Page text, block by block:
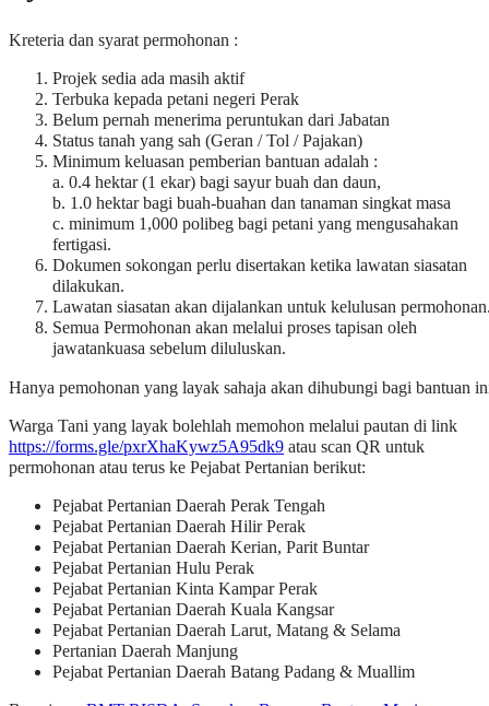
Kreteria dan syarat permohonan :
Projek sedia ada masih aktif
Terbuka kepada petani negeri Perak
Belum pernah menerima peruntukan dari Jabatan
Status tanah yang sah (Geran / Tol / Pajakan)
Minimum keluasan pemberian bantuan adalah :
a. 0.4 hektar (1 ekar) bagi sayur buah dan daun,
b. 1.0 hektar bagi buah-buahan dan tanaman singkat masa
c. minimum 1,000 polibeg bagi petani yang mengusahakan
fertigasi.
Dokumen sokongan perlu disertakan ketika lawatan siasatan
dilakukan.
Lawatan siasatan akan dijalankan untuk kelulusan
Semua Permohonan akan melalui proses tapisan oleh
jawatankuasa sebelum diluluskan.
Hanya pemohonan yang layak sahaja akan dihubungi bagi bantuan
Warga Tani yang layak bolehlah memohon melalui pautan di link
https://forms.gle/pxrXhaKywz5A95dk9 atau scan QR untuk
permohonan atau terus ke Pejabat Pertanian berikut:
Pejabat Pertanian Daerah Perak Tengah
Pejabat Pertanian Daerah Hilir Perak
Pejabat Pertanian Daerah Kerian, Parit Buntar
Pejabat Pertanian Hulu Perak
Pejabat Pertanian Kinta Kampar Perak
Pejabat Pertanian Daerah Kuala Kangsar
Pejabat Pertanian Daerah Larut, Matang & Selama
Pertanian Daerah Manjung
Pejabat Pertanian Daerah Batang Padang & Muallim